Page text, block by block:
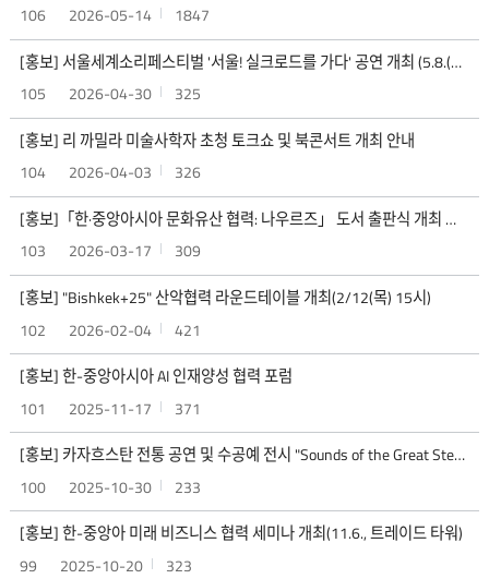
106
2026-05-14
1847
105
[홍보] 서울세계소리페스티벌 '서울! 실크로드를 가다' 공연 개최 (5.8.(금) 19:30)
2026-04-30
325
104
[홍보] 리 까밀라 미술사학자 초청 토크쇼 및 북콘서트 개최 안내
2026-04-03
326
103
[홍보]「한·중앙아시아 문화유산 협력: 나우르즈」 도서 출판식 개최 안내
2026-03-17
309
102
[홍보] "Bishkek+25" 산악협력 라운드테이블 개최(2/12(목) 15시)
2026-02-04
421
101
[홍보] 한-중앙아시아 AI 인재양성 협력 포럼
2025-11-17
371
100
[홍보] 카자흐스탄 전통 공연 및 수공예 전시 "Sounds of the Great Steppe" 개최 안내 (10/30)
2025-10-30
233
99
[홍보] 한-중앙아 미래 비즈니스 협력 세미나 개최(11.6., 트레이드 타워)
2025-10-20
323